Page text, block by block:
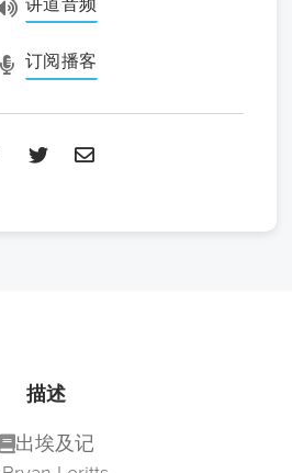
订阅播客
描述
出埃及记